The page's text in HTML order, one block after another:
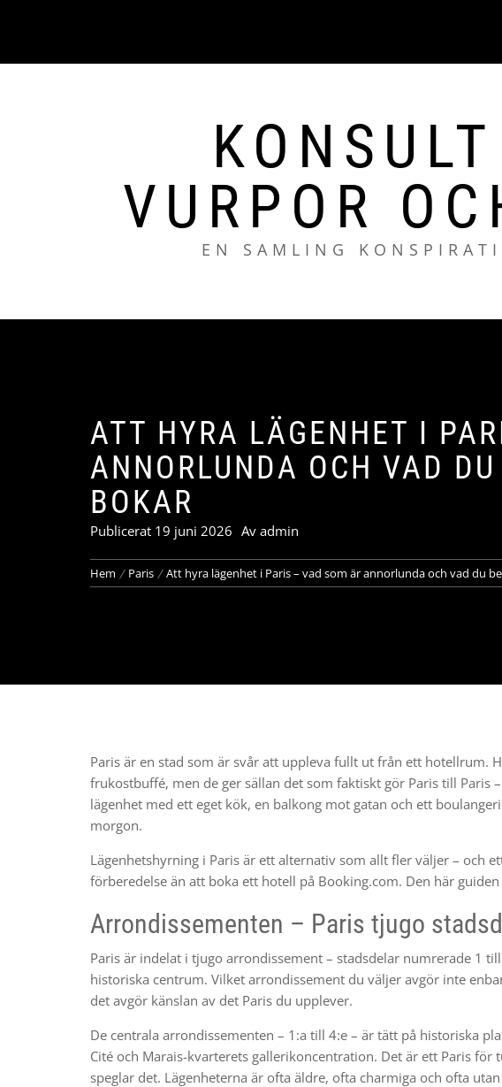
VURPOR
EN SAMLING
ATT HYRA LÄGENHET I
ANNORLUNDA OCH VAD
BOKAR
Publicerat 19 juni 2026 Av admin
Hem Paris Att hyra lägenhet i Paris – vad som är annorlunda och vad du
Paris är en stad som är svår att uppleva fullt ut från ett hotellrum.
frukostbuffé, men de ger sällan det som faktiskt gör Paris till Paris
lägenhet med ett eget kök, en balkong mot gatan och ett
morgon.
Lägenhetshyrning i Paris är ett alternativ som allt fler väljer – och
förberedelse än att boka ett hotell på Booking.com. Den här
Arrondissementen – Paris tjugo
Paris är indelat i tjugo arrondissement – stadsdelar numrerade 1
historiska centrum. Vilket arrondissement du väljer avgör inte
det avgör känslan av det Paris du upplever.
De centrala arrondissementen – 1:a till 4:e – är tätt på historiska
Cité och Marais-kvarterets gallerikoncentration. Det är ett Paris för
speglar det. Lägenheterna är ofta äldre, ofta charmiga och ofta